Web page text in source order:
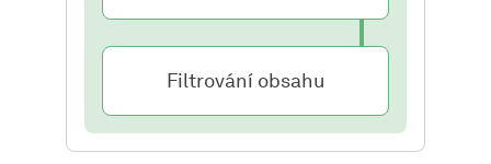
Filtrování obsahu